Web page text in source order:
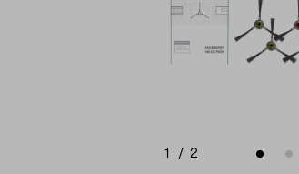
1 / 2